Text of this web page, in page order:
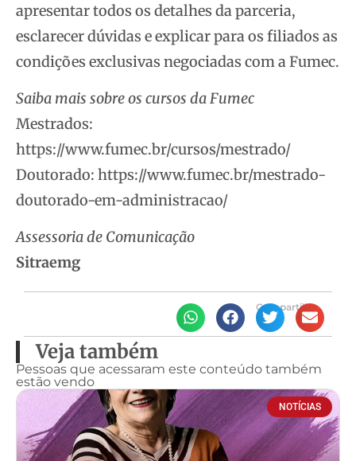
apresentar todos os detalhes da parceria,
esclarecer dúvidas e explicar para os filiados as
condições exclusivas negociadas com a Fumec.
Saiba mais sobre os cursos da Fumec
Mestrados:
https://www.fumec.br/cursos/mestrado/
Doutorado: https://www.fumec.br/mestrado-
doutorado-em-administracao/
Assessoria de Comunicação
Sitraemg
Compartilhe
Veja também
Pessoas que acessaram este conteúdo também
estão vendo
NOTÍCIAS